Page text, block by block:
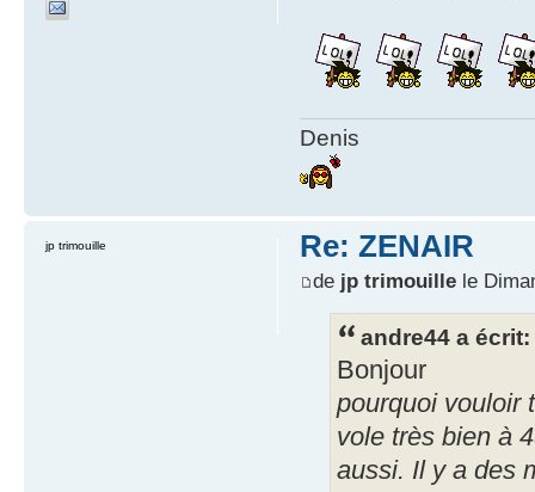
Denis
Re: ZENAIR
de jp trimouillele
andre44 a écrit:
Bonjour
pourquoi vouloir
vole très bien à
aussi. Il y a des
jp trimouille